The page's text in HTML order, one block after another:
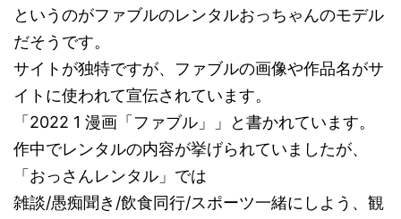
というのがファブルのレンタルおっちゃんのモデル
だそうです。
サイトが独特ですが、ファブルの画像や作品名がサ
イトに使われて宣伝されています。
「2022 1 漫画「ファブル」」と書かれています。
作中でレンタルの内容が挙げられていましたが、
「おっさんレンタル」では
雑談/愚痴聞き/飲食同行/スポーツ一緒にしよう、観